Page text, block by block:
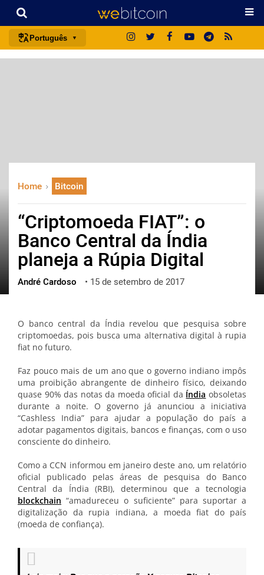
Português
中文
한국어
العربية
ไทย
ქართული
Home Bitcoin
“Criptomoeda FIAT”: o
Banco Central da Índia
planeja a Rúpia Digital
André Cardoso • 15 de setembro de 2017
O banco central da Índia revelou que pesquisa sobre
criptomoedas, pois busca uma alternativa digital à rupia
fiat no futuro.
Faz pouco mais de um ano que o governo indiano impôs
uma proibição abrangente de dinheiro físico, deixando
quase 90% das notas da moeda oficial da Índia obsoletas
durante a noite. O governo já anunciou a iniciativa
“Cashless India” para ajudar a população do país a
adotar pagamentos digitais, bancos e finanças, com o uso
consciente do dinheiro.
Como a CCN informou em janeiro deste ano, um relatório
oficial publicado pelas áreas de pesquisa do Banco
Central da Índia (RBI), determinou que a tecnologia
blockchain “amadureceu o suficiente” para suportar a
digitalização da rupia indiana, a moeda fiat do país
(moeda de confiança).